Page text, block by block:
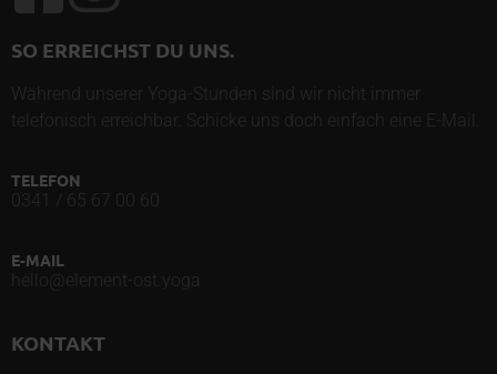
SO ERREICHST DU UNS.
Während unserer Yoga-Stunden sind wir nicht immer
telefonisch erreichbar. Schicke uns doch einfach eine E-Mail.
TELEFON
0341 / 65 67 00 60
E-MAIL
hello@element-ost.yoga
KONTAKT